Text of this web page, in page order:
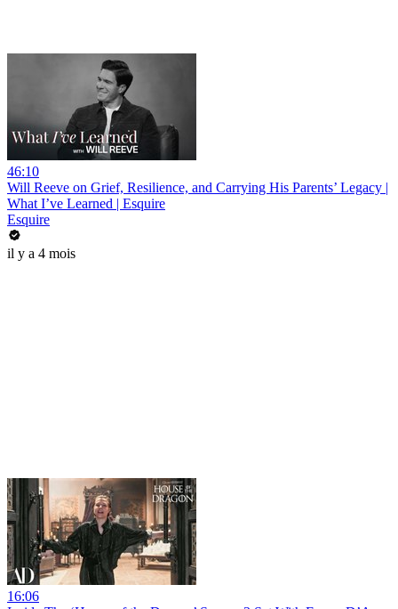
46:10
Will Reeve on Grief, Resilience, and Carrying His Parents’ Legacy |
What I’ve Learned | Esquire
Esquire
il y a 4 mois
16:06